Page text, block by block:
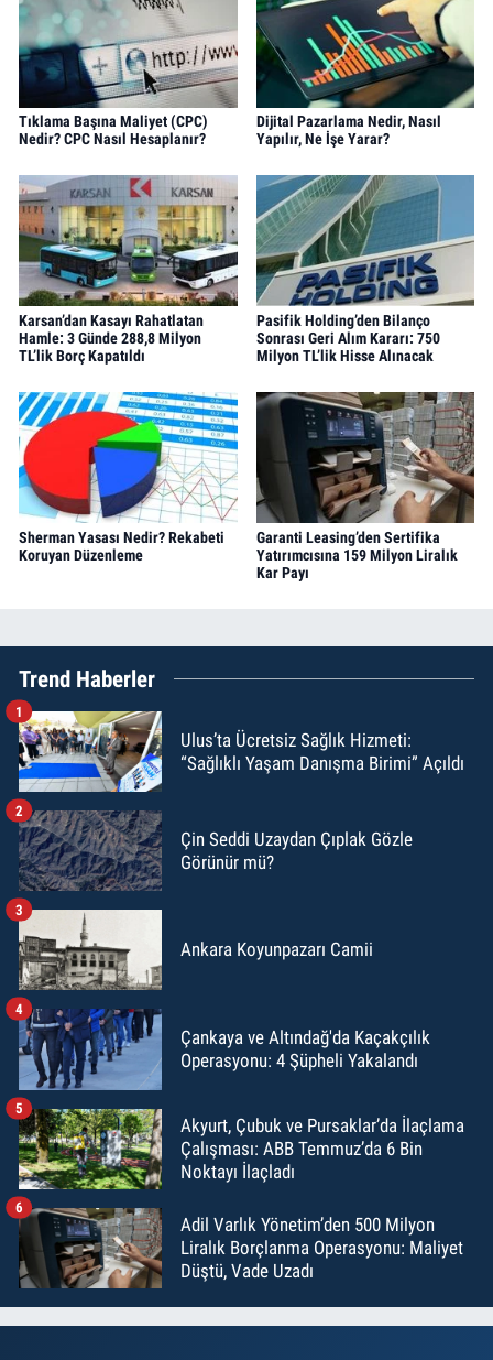
Tıklama Başına Maliyet (CPC)
Nedir? CPC Nasıl Hesaplanır?
Dijital Pazarlama Nedir, Nasıl
Yapılır, Ne İşe Yarar?
Karsan’dan Kasayı Rahatlatan
Hamle: 3 Günde 288,8 Milyon
TL’lik Borç Kapatıldı
Pasifik Holding’den Bilanço
Sonrası Geri Alım Kararı: 750
Milyon TL’lik Hisse Alınacak
Sherman Yasası Nedir? Rekabeti
Koruyan Düzenleme
Garanti Leasing’den Sertifika
Yatırımcısına 159 Milyon Liralık
Kar Payı
Trend Haberler
Ulus’ta Ücretsiz Sağlık Hizmeti:
“Sağlıklı Yaşam Danışma Birimi” Açıldı
1
Çin Seddi Uzaydan Çıplak Gözle
Görünür mü?
2
Ankara Koyunpazarı Camii
3
Çankaya ve Altındağ'da Kaçakçılık
Operasyonu: 4 Şüpheli Yakalandı
4
Akyurt, Çubuk ve Pursaklar’da İlaçlama
Çalışması: ABB Temmuz’da 6 Bin
Noktayı İlaçladı
5
Adil Varlık Yönetim’den 500 Milyon
Liralık Borçlanma Operasyonu: Maliyet
Düştü, Vade Uzadı
6